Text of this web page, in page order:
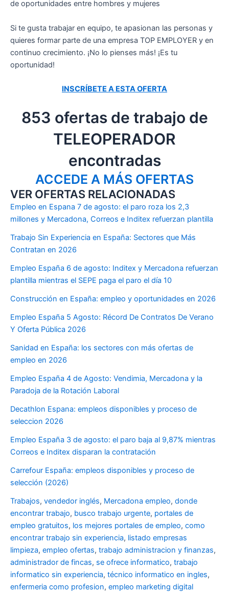
de oportunidades entre hombres y mujeres
Si te gusta trabajar en equipo, te apasionan las personas y
quieres formar parte de una empresa TOP EMPLOYER y en
continuo crecimiento. ¡No lo pienses más! ¡Es tu
oportunidad!
INSCRÍBETE A ESTA OFERTA
853 ofertas de trabajo de
TELEOPERADOR
encontradas
ACCEDE A MÁS OFERTAS
VER OFERTAS RELACIONADAS
Empleo en Espana 7 de agosto: el paro roza los 2,3
millones y Mercadona, Correos e Inditex refuerzan plantilla
Trabajo Sin Experiencia en España: Sectores que Más
Contratan en 2026
Empleo España 6 de agosto: Inditex y Mercadona refuerzan
plantilla mientras el SEPE paga el paro el día 10
Construcción en España: empleo y oportunidades en 2026
Empleo España 5 Agosto: Récord De Contratos De Verano
Y Oferta Pública 2026
Sanidad en España: los sectores con más ofertas de
empleo en 2026
Empleo España 4 de Agosto: Vendimia, Mercadona y la
Paradoja de la Rotación Laboral
Decathlon Espana: empleos disponibles y proceso de
seleccion 2026
Empleo España 3 de agosto: el paro baja al 9,87% mientras
Correos e Inditex disparan la contratación
Carrefour España: empleos disponibles y proceso de
selección (2026)
Trabajos, vendedor inglés, Mercadona empleo, donde
encontrar trabajo, busco trabajo urgente, portales de
empleo gratuitos, los mejores portales de empleo, como
encontrar trabajo sin experiencia, listado empresas
limpieza, empleo ofertas, trabajo administracion y finanzas,
administrador de fincas, se ofrece informatico, trabajo
informatico sin experiencia, técnico informatico en ingles,
enfermeria como profesion, empleo marketing digital